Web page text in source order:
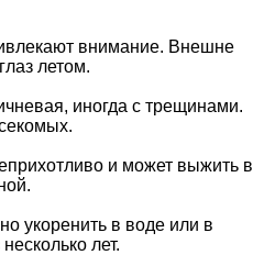
внимание. Внешне
летом.
иногда с трещинами.
и может выжить в
укоренить в воде или в
лет.